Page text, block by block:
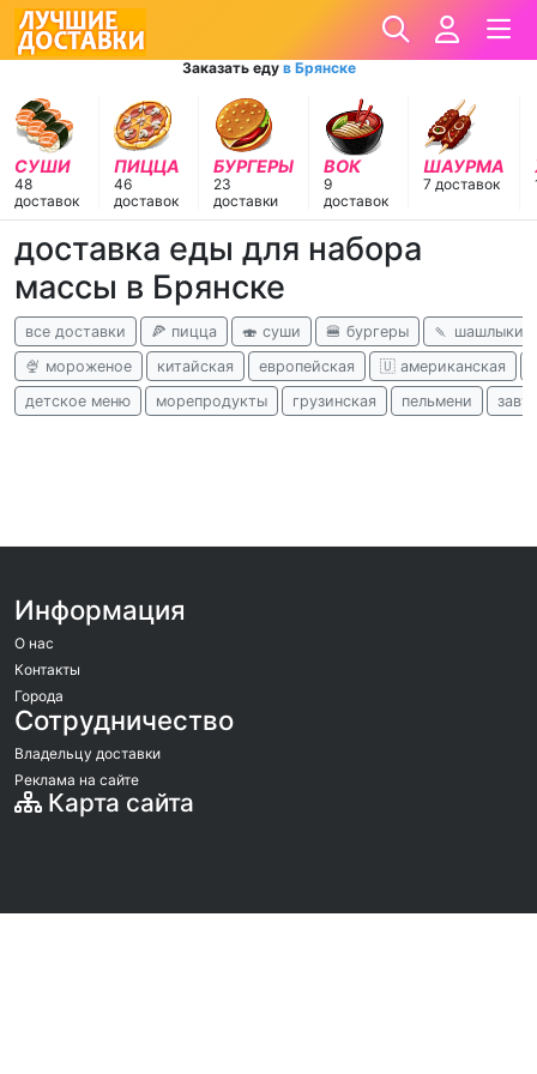
Заказать еду в Брянске
СУШИ
48
доставок
ПИЦЦА
46
доставок
БУРГЕРЫ
23
доставки
ВОК
9
доставок
ШАУРМА
7 доставок
доставка еды для набора
массы в Брянске
все доставки 🍕 пицца 🍣 суши 🍔 бургеры
🍡 шашлыки
🍨 мороженое
китайская европейская 🇺 американская
детское меню
морепродукты грузинская пельмени
Информация
О нас
Контакты
Города
Сотрудничество
Владельцу доставки
Реклама на сайте
Карта сайта